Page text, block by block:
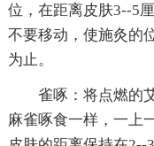
位，在距离皮肤3--5
不要移动，使施灸的
为止。
雀啄：将点燃的
麻雀啄食一样，一上